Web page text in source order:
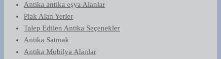
Antika antika eşya Alanlar
Plak Alan Yerler
Talep Edilen Antika Seçenekler
Antika Satmak
Antika Mobilya Alanlar